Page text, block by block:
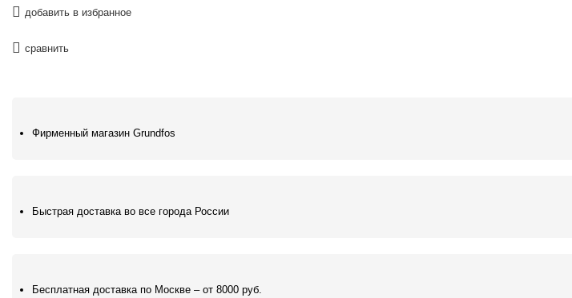
добавить в избранное
сравнить
Фирменный магазин Grundfos
Быстрая доставка во все города России
Бесплатная доставка по Москве – от 8000 руб.